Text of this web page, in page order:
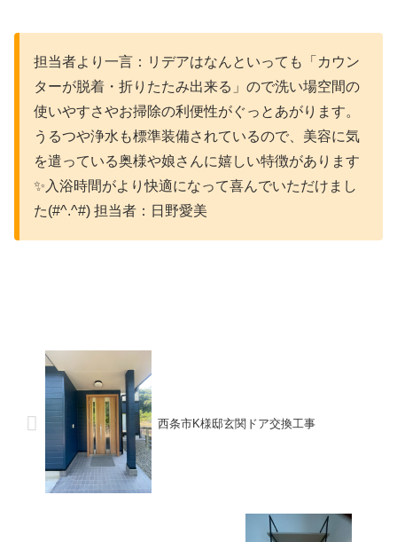
担当者より一言：リデアはなんといっても「カウン
ターが脱着・折りたたみ出来る」ので洗い場空間の
使いやすさやお掃除の利便性がぐっとあがります。
うるつや浄水も標準装備されているので、美容に気
を遣っている奥様や娘さんに嬉しい特徴があります
✨入浴時間がより快適になって喜んでいただけまし
た(#^.^#) 担当者：日野愛美
西条市K様邸玄関ドア交換工事